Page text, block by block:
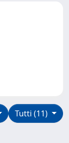
Tutti (11)